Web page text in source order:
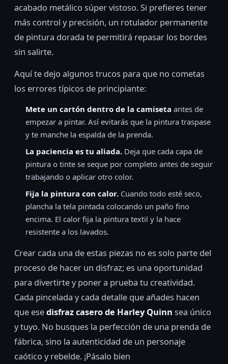
acabado metálico súper vistoso. Si prefieres tener
más control y precisión, un rotulador permanente
de pintura dorada te permitirá repasar los bordes
sin salirte.
Aquí te dejo algunos trucos para que no cometas
los errores típicos de principiante:
Mete un cartón dentro de la camiseta antes de
empezar a pintar. Así evitarás que la pintura traspase
y te manche la espalda de la prenda.
La paciencia es tu aliada. Deja que cada capa de
pintura o tinte se seque por completo antes de seguir
trabajando o aplicar otro color.
Fija la pintura con calor. Cuando todo esté seco,
plancha la tela pintada colocando un paño fino
encima. El calor fija la pintura textil y la hace
resistente a los lavados.
Crear cada una de estas piezas no es solo parte del
proceso de hacer un disfraz; es una oportunidad
para divertirte y poner a prueba tu creatividad.
Cada pincelada y cada detalle que añades hacen
que esedisfraz casero de Harley Quinn sea único
y tuyo. No busques la perfección de una prenda de
fábrica, sino la autenticidad de un personaje
caótico y rebelde. ¡Pásalo bien